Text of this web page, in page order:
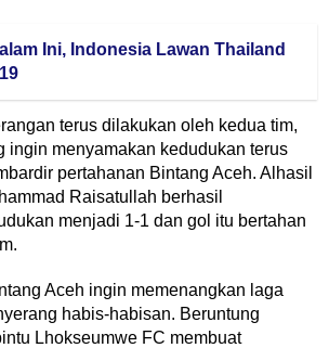
Ini, Indonesia Lawan Thailand
terus dilakukan oleh kedua tim,
ingin menyamakan kedudukan terus
pertahanan Bintang Aceh. Alhasil
Raisatullah berhasil
menjadi 1-1 dan gol itu bertahan
Aceh ingin memenangkan laga
habis-habisan. Beruntung
Lhokseumwe FC membuat